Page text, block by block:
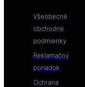
Všeobecné
obchodné
podmienky
Reklamačný
poriadok
Ochrana